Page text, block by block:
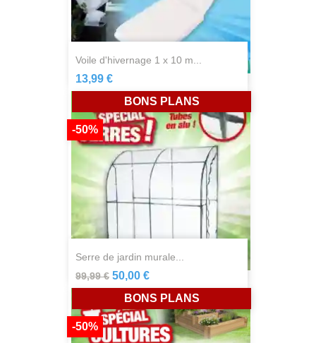
voile d'hivernage 1 x 10 m...
13,99 €
serre de jardin murale...
99,99 €
-50%
50,00 €
BONS PLANS
-50%
BONS PLANS